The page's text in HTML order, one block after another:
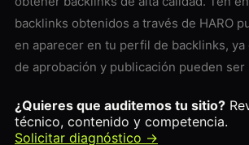
backlinks obtenidos a través de HARO
en aparecer en tu perfil de backlinks,
de aprobación y publicación pueden ser
¿Quieres que auditemos tu sitio?
técnico, contenido y competencia.
Solicitar diagnóstico →